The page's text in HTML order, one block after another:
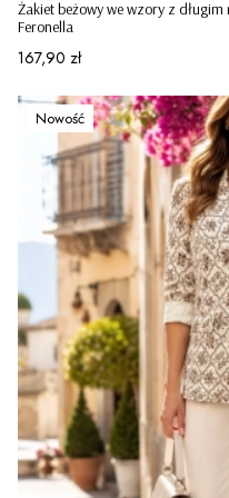
Żakiet beżowy we wzory z
Feronella
Cena
167,90 zł
Nowość